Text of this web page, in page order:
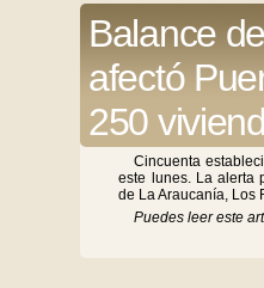
Balance
afectó
250
Cincuenta
este lunes. La alerta
de La Araucanía, Los
Puedes leer este